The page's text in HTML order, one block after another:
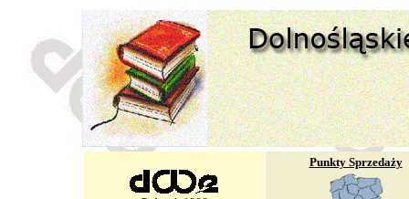
Punkty Sprzedaży